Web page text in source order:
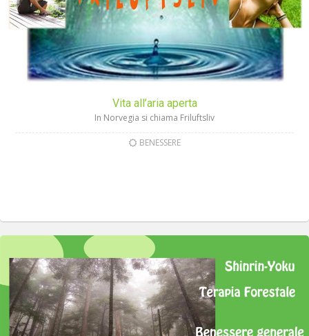
Vita all’aria aperta
In Norvegia si chiama Friluftsliv
BENESSERE